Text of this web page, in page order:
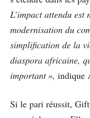
L’impact attendu
modernisation du
simplification de la
diaspora africaine,
important », indique
Si le pari réussit,